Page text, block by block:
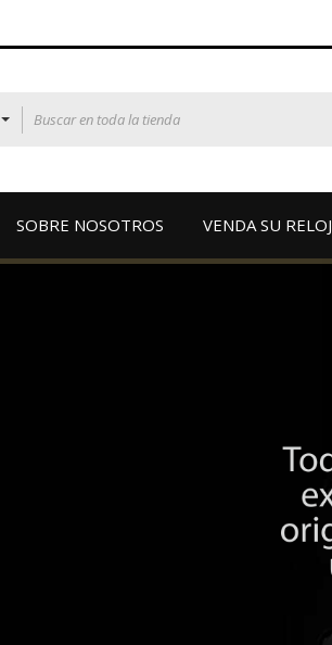
SOBRE NOSOTROS VENDA SU RELOJ